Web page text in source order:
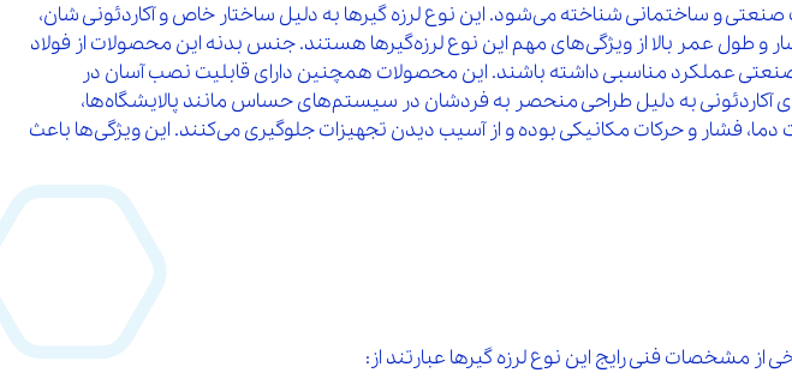
و ساختمانی شناخته می‌شود. این نوع لرزه‌ گیرها به دلیل ساختار خاص و آکاردئونی‌ شان،
و طول عمر بالا از ویژگی‌های مهم این نوع لرزه‌گیرها هستند. جنس بدنه این محصولات از فولاد
عملکرد مناسبی داشته باشند. این محصولات همچنین دارای قابلیت نصب آسان در
آکاردئونی به دلیل طراحی منحصر به فردشان در سیستم‌های حساس مانند پالایشگاه‌ها،
دما، فشار و حرکات مکانیکی بوده و از آسیب دیدن تجهیزات جلوگیری می‌کنند. این ویژگی‌ها باعث
مشخصات فنی رایج این نوع لرزه‌ گیرها عبارتند از: